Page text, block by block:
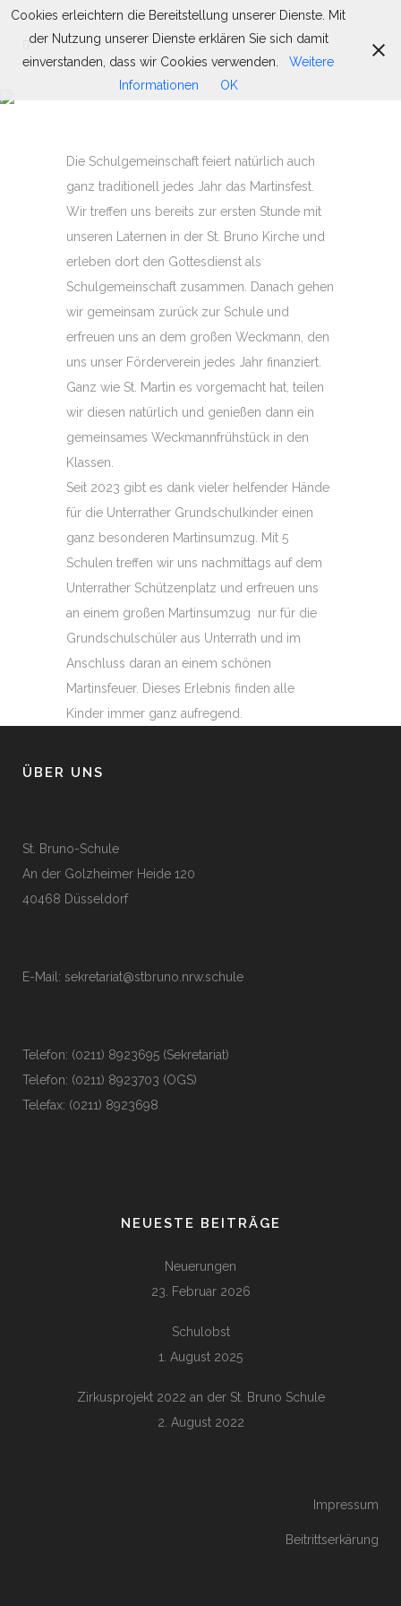
Die Schulgemeinschaft feiert natürlich auch
ganz traditionell jedes Jahr das Martinsfest.
Wir treffen uns bereits zur ersten Stunde mit
unseren Laternen in der St. Bruno Kirche und
erleben dort den Gottesdienst als
Schulgemeinschaft zusammen. Danach gehen
wir gemeinsam zurück zur Schule und
erfreuen uns an dem großen Weckmann, den
uns unser Förderverein jedes Jahr finanziert.
Ganz wie St. Martin es vorgemacht hat, teilen
wir diesen natürlich und genießen dann ein
gemeinsames Weckmannfrühstück in den
Klassen.
Seit 2023 gibt es dank vieler helfender Hände
für die Unterrather Grundschulkinder einen
ganz besonderen Martinsumzug. Mit 5
Schulen treffen wir uns nachmittags auf dem
Unterrather Schützenplatz und erfreuen uns
an einem großen Martinsumzug nur für die
Grundschulschüler aus Unterrath und im
Anschluss daran an einem schönen
Martinsfeuer. Dieses Erlebnis finden alle
Kinder immer ganz aufregend.
ÜBER UNS
St. Bruno-Schule
An der Golzheimer Heide 120
40468 Düsseldorf
E-Mail: sekretariat@stbruno.nrw.schule
Telefon: (0211) 8923695 (Sekretariat)
Telefon: (0211) 8923703 (OGS)
Telefax: (0211) 8923698
NEUESTE BEITRÄGE
Neuerungen
23. Februar 2026
Schulobst
1. August 2025
Zirkusprojekt 2022 an der St. Bruno Schule
2. August 2022
Impressum
Beitrittserkärung
Cookies erleichtern die Bereitstellung unserer Dienste. Mit
der Nutzung unserer Dienste erklären Sie sich damit
einverstanden, dass wir Cookies verwenden.
Weitere
Informationen
OK